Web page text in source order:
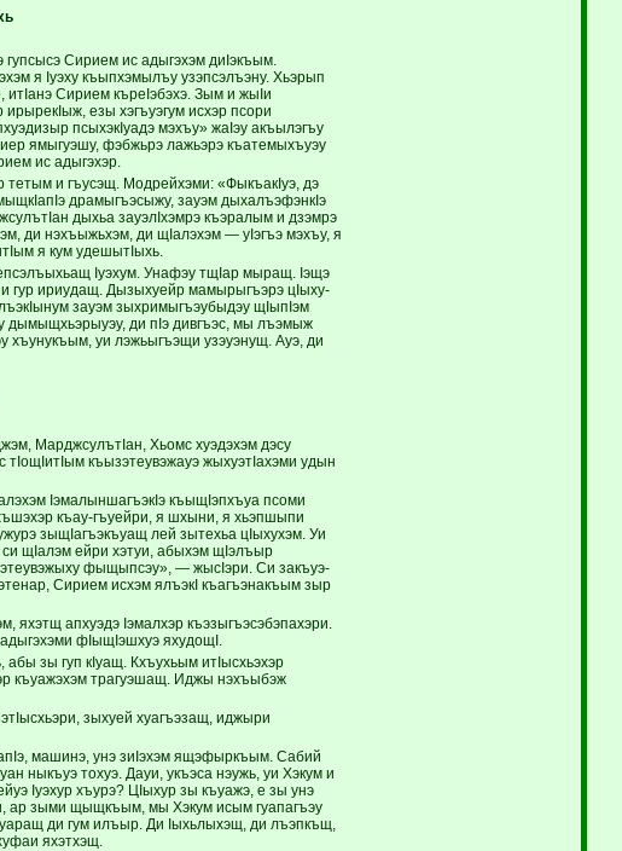
Сирием ис ­адыгэхэм диIэкъым.
я Iуэху къыпхэмылъу узэпсэлъэну. Хьэрып
Сирием къреIэбэхэ. Зым и жыIи
езы хэ­гъуэгум исхэр псори
псыхэкIуадэ мэхъу» жаIэу акъылэгъу
ямыгуэшу, фэбжьрэ ла­жьэ­рэ къатемыхъуэу
ис адыгэхэр.
и гъусэщ. Модрейхэми: «ФыкъакIуэ, дэ
драмы­гъэ­сыжу, зауэм дыхалъэфэнкIэ
дыхьа зауэлIхэмрэ къэралым и дзэмрэ
ди нэхъыжьхэм, ди щIа­лэ­хэм — уIэгъэ мэхъу, я
я кум удешытIыхь.
Iуэхум. Унафэу тщIар мыращ. Iэщэ
гур ириудащ. Дызыхуейр мамырыгъэрэ цIыху­
зауэм зыхримыгъэубыдэу щIыпIэм
ди пIэ дивгъэс, мы лъэмыж
хъунукъым, уи лэжьыгъэщи узэуэнущ. Ауэ, ди
МарджсулътIан, Хьомс хуэдэхэм дэсу
тIо­щIитIым къызэтеувэжауэ жыхуэтIахэми удын
IэмалыншагъэкIэ къы­щIэп­хъуа псоми
къау-гъуейри, я шхыни, я хьэпшыпи
зыщIагъэкъуащ лей зытехьа цIыхухэм. Уи
щIалэм ейри хэтуи, абыхэм щIэлъыр
фыщыпсэу», — жысIэри. Си закъуэ­
Сирием исхэм ялъэкI къа­гъэ­накъым зыр
апхуэдэ Iэмалхэр къэзыгъэсэбэпахэри.
фIыщIэшхуэ яхудощI.
абы зы гуп кIуащ. Кхъухьым итIыс­хьэхэр
къуажэхэм трагуэшащ. Иджы нэхъыбэж
зыхуей хуагъэзащ, иджыри
машинэ, унэ зиIэхэм ящэфыркъым. Сабий
ныкъуэ тохуэ. Дауи, укъэса нэужь, уи Хэкум и
Iуэхур хъурэ? ЦIыхур зы къуажэ, е зы унэ
ар зыми щыщкъым, мы Хэкум исым гуапагъэу
ди гум илъыр. Ди Iыхьлыхэщ, ди лъэпкъщ,
яхэтхэщ.